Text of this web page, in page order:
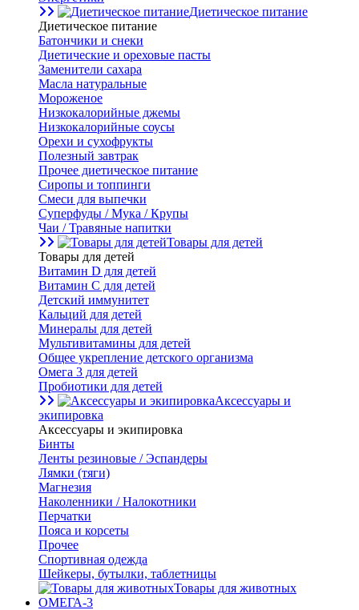
Диетическое питание
Диетическое питание
Батончики и снеки
Диетические и ореховые пасты
Заменители сахара
Масла натуральные
Мороженое
Низкокалорийные джемы
Низкокалорийные соусы
Орехи и сухофрукты
Полезный завтрак
Прочее диетическое питание
Сиропы и топпинги
Смеси для выпечки
Суперфуды / Мука / Крупы
Чаи / Травяные напитки
Товары для детей
Товары для детей
Витамин D для детей
Витамин С для детей
Детский иммунитет
Кальций для детей
Минералы для детей
Мультивитамины для детей
Общее укрепление детского организма
Омега 3 для детей
Пробиотики для детей
Аксессуары и
экипировка
Аксессуары и экипировка
Бинты
Ленты резиновые / Эспандеры
Лямки (тяги)
Магнезия
Наколенники / Налокотники
Перчатки
Пояса и корсеты
Прочее
Спортивная одежда
Шейкеры, бутылки, таблетницы
Товары для животных
ОМЕГА-3